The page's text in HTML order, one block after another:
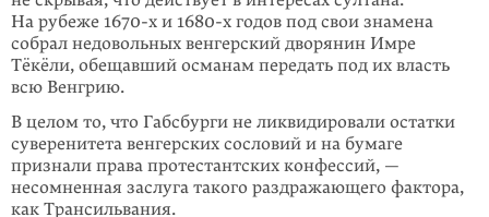
На рубеже 1670-х и 1680-х годов под свои знамена
собрал недоволь­ных венгерский дворянин Имре
Тёкёли, обещавший османам передать под их власть
всю Венгрию.
В целом то, что Габсбурги не ликвидировали остатки
суверенитета венгерских сословий и на бумаге
признали права протестантских конфессий, —
несомнен­ная заслуга такого раздражающего фактора,
как Трансильвания.